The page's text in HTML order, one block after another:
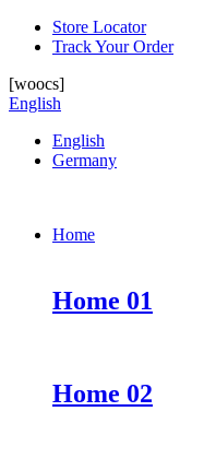
Store Locator
Track Your Order
[woocs]
English
English
Germany
Home
Home 01
Home 02